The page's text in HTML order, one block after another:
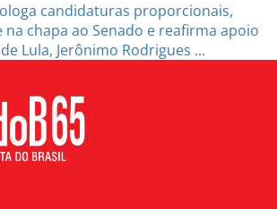
candidaturas proporcionais,
na chapa ao Senado e reafirma apoio
Lula, Jerônimo Rodrigues ...